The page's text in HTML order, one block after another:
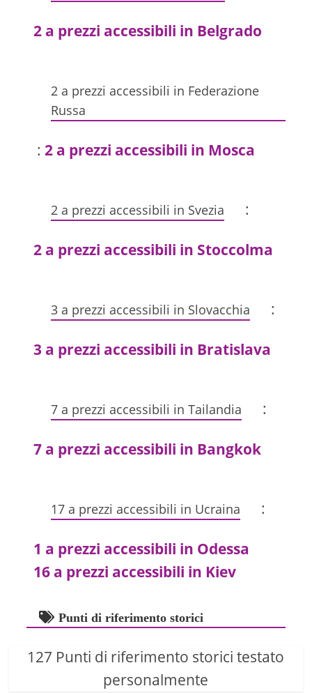
2 a prezzi accessibili in Belgrado
2 a prezzi accessibili in Federazione
Russa
:2 a prezzi accessibili in Mosca
2 a prezzi accessibili in Svezia :
2 a prezzi accessibili in Stoccolma
3 a prezzi accessibili in Slovacchia :
3 a prezzi accessibili in Bratislava
7 a prezzi accessibili in Tailandia :
7 a prezzi accessibili in Bangkok
17 a prezzi accessibili in Ucraina :
1 a prezzi accessibili in Odessa
16 a prezzi accessibili in Kiev
Punti di riferimento storici
127 Punti di riferimento storici testato
personalmente